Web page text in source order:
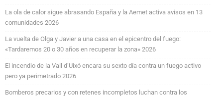
La ola de calor sigue abrasando España y la Aemet activa avisos en 13
comunidades 2026
La vuelta de Olga y Javier a una casa en el epicentro del fuego:
«Tardaremos 20 o 30 años en recuperar la zona» 2026
El incendio de la Vall d’Uixó encara su sexto día contra un fuego activo
pero ya perimetrado 2026
Bomberos precarios y con retenes incompletos luchan contra los